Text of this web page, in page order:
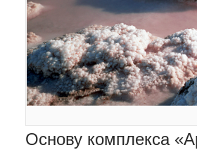
Основу комплекса